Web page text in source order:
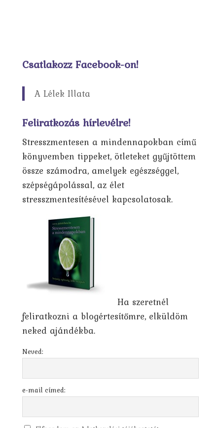
Csatlakozz Facebook-on!
A Lélek Illata
Feliratkozás hírlevélre!
Stresszmentesen a mindennapokban című
könyvemben tippeket, ötleteket gyűjtöttem
össze számodra, amelyek egészséggel,
szépségápolással, az élet
stresszmentesítésével kapcsolatosak.
Ha szeretnél
feliratkozni a blogértesítőmre, elküldöm
neked ajándékba.
Neved:
e-mail címed: